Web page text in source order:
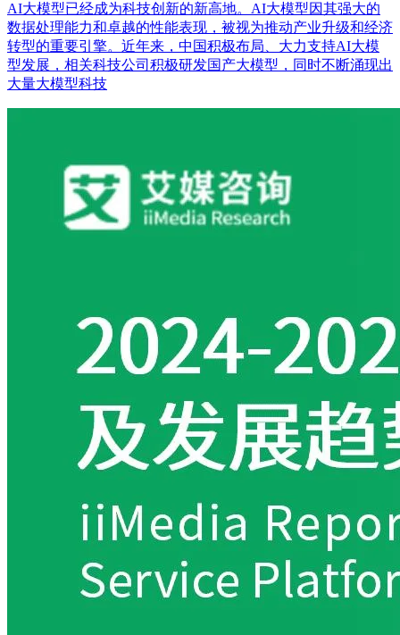
AI大模型已经成为科技创新的新高地。AI大模型因其强大的
数据处理能力和卓越的性能表现，被视为推动产业升级和经济
转型的重要引擎。近年来，中国积极布局、大力支持AI大模
型发展，相关科技公司积极研发国产大模型，同时不断涌现出
大量大模型科技